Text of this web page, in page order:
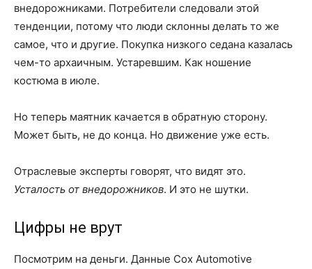
внедорожниками. Потребители следовали этой
тенденции, потому что люди склонны делать то же
самое, что и другие. Покупка низкого седана казалась
чем-то архаичным. Устаревшим. Как ношение
костюма в июле.
Но теперь маятник качается в обратную сторону.
Может быть, не до конца. Но движение уже есть.
Отраслевые эксперты говорят, что видят это.
Усталость от внедорожников. И это не шутки.
Цифры не врут
Посмотрим на деньги. Данные Cox Automotive